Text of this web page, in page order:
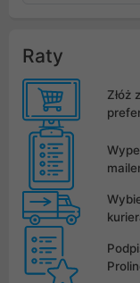
Raty
Złóż